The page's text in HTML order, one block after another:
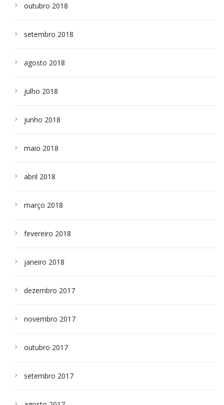
outubro 2018
setembro 2018
agosto 2018
julho 2018
junho 2018
maio 2018
abril 2018
março 2018
fevereiro 2018
janeiro 2018
dezembro 2017
novembro 2017
outubro 2017
setembro 2017